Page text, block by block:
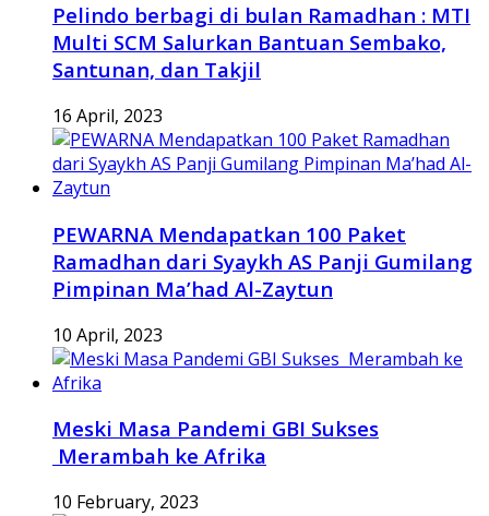
Pelindo berbagi di bulan Ramadhan : MTI
Multi SCM Salurkan Bantuan Sembako,
Santunan, dan Takjil
16 April, 2023
PEWARNA Mendapatkan 100 Paket
Ramadhan dari Syaykh AS Panji Gumilang
Pimpinan Ma’had Al-Zaytun
10 April, 2023
Meski Masa Pandemi GBI Sukses
Merambah ke Afrika
10 February, 2023